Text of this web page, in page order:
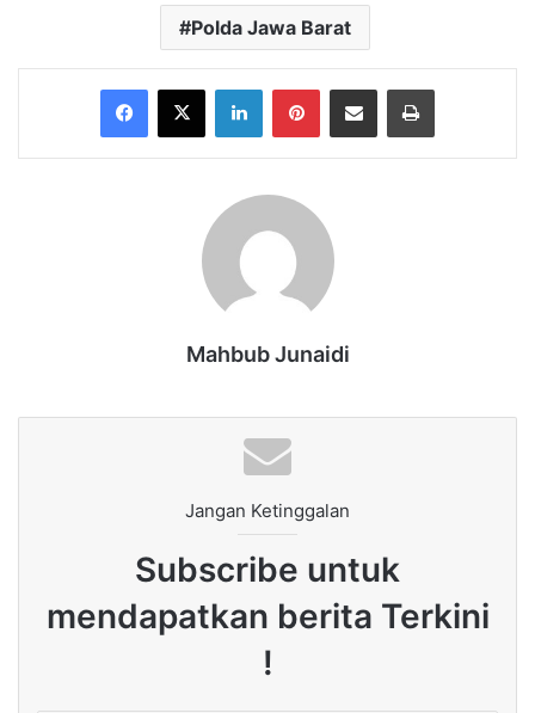
Polda Jawa Barat
Facebook
X LinkedInPinterestShare via Email Print
Mahbub Junaidi
Jangan Ketinggalan
Subscribe untuk
mendapatkan berita Terkini
!